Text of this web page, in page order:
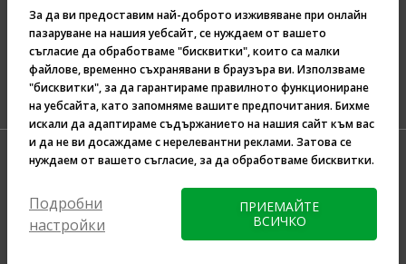
Pazaruvaj - Надежден
помощник за покупки
За да ви предоставим най-доброто изживяване при онлайн
пазаруване на нашия уебсайт, се нуждаем от вашето
съгласие да обработваме "бисквитки", които са малки
файлове, временно съхранявани в браузъра ви. Използваме
"бисквитки", за да гарантираме правилното функциониране
на уебсайта, като запомняме вашите предпочитания. Бихме
искали да адаптираме съдържанието на нашия сайт към вас
и да не ви досаждаме с нерелевантни реклами. Затова се
нуждаем от вашето съгласие, за да обработваме бисквитки.
Подробни
настройки
ПРИЕМАЙТЕ
ВСИЧКО